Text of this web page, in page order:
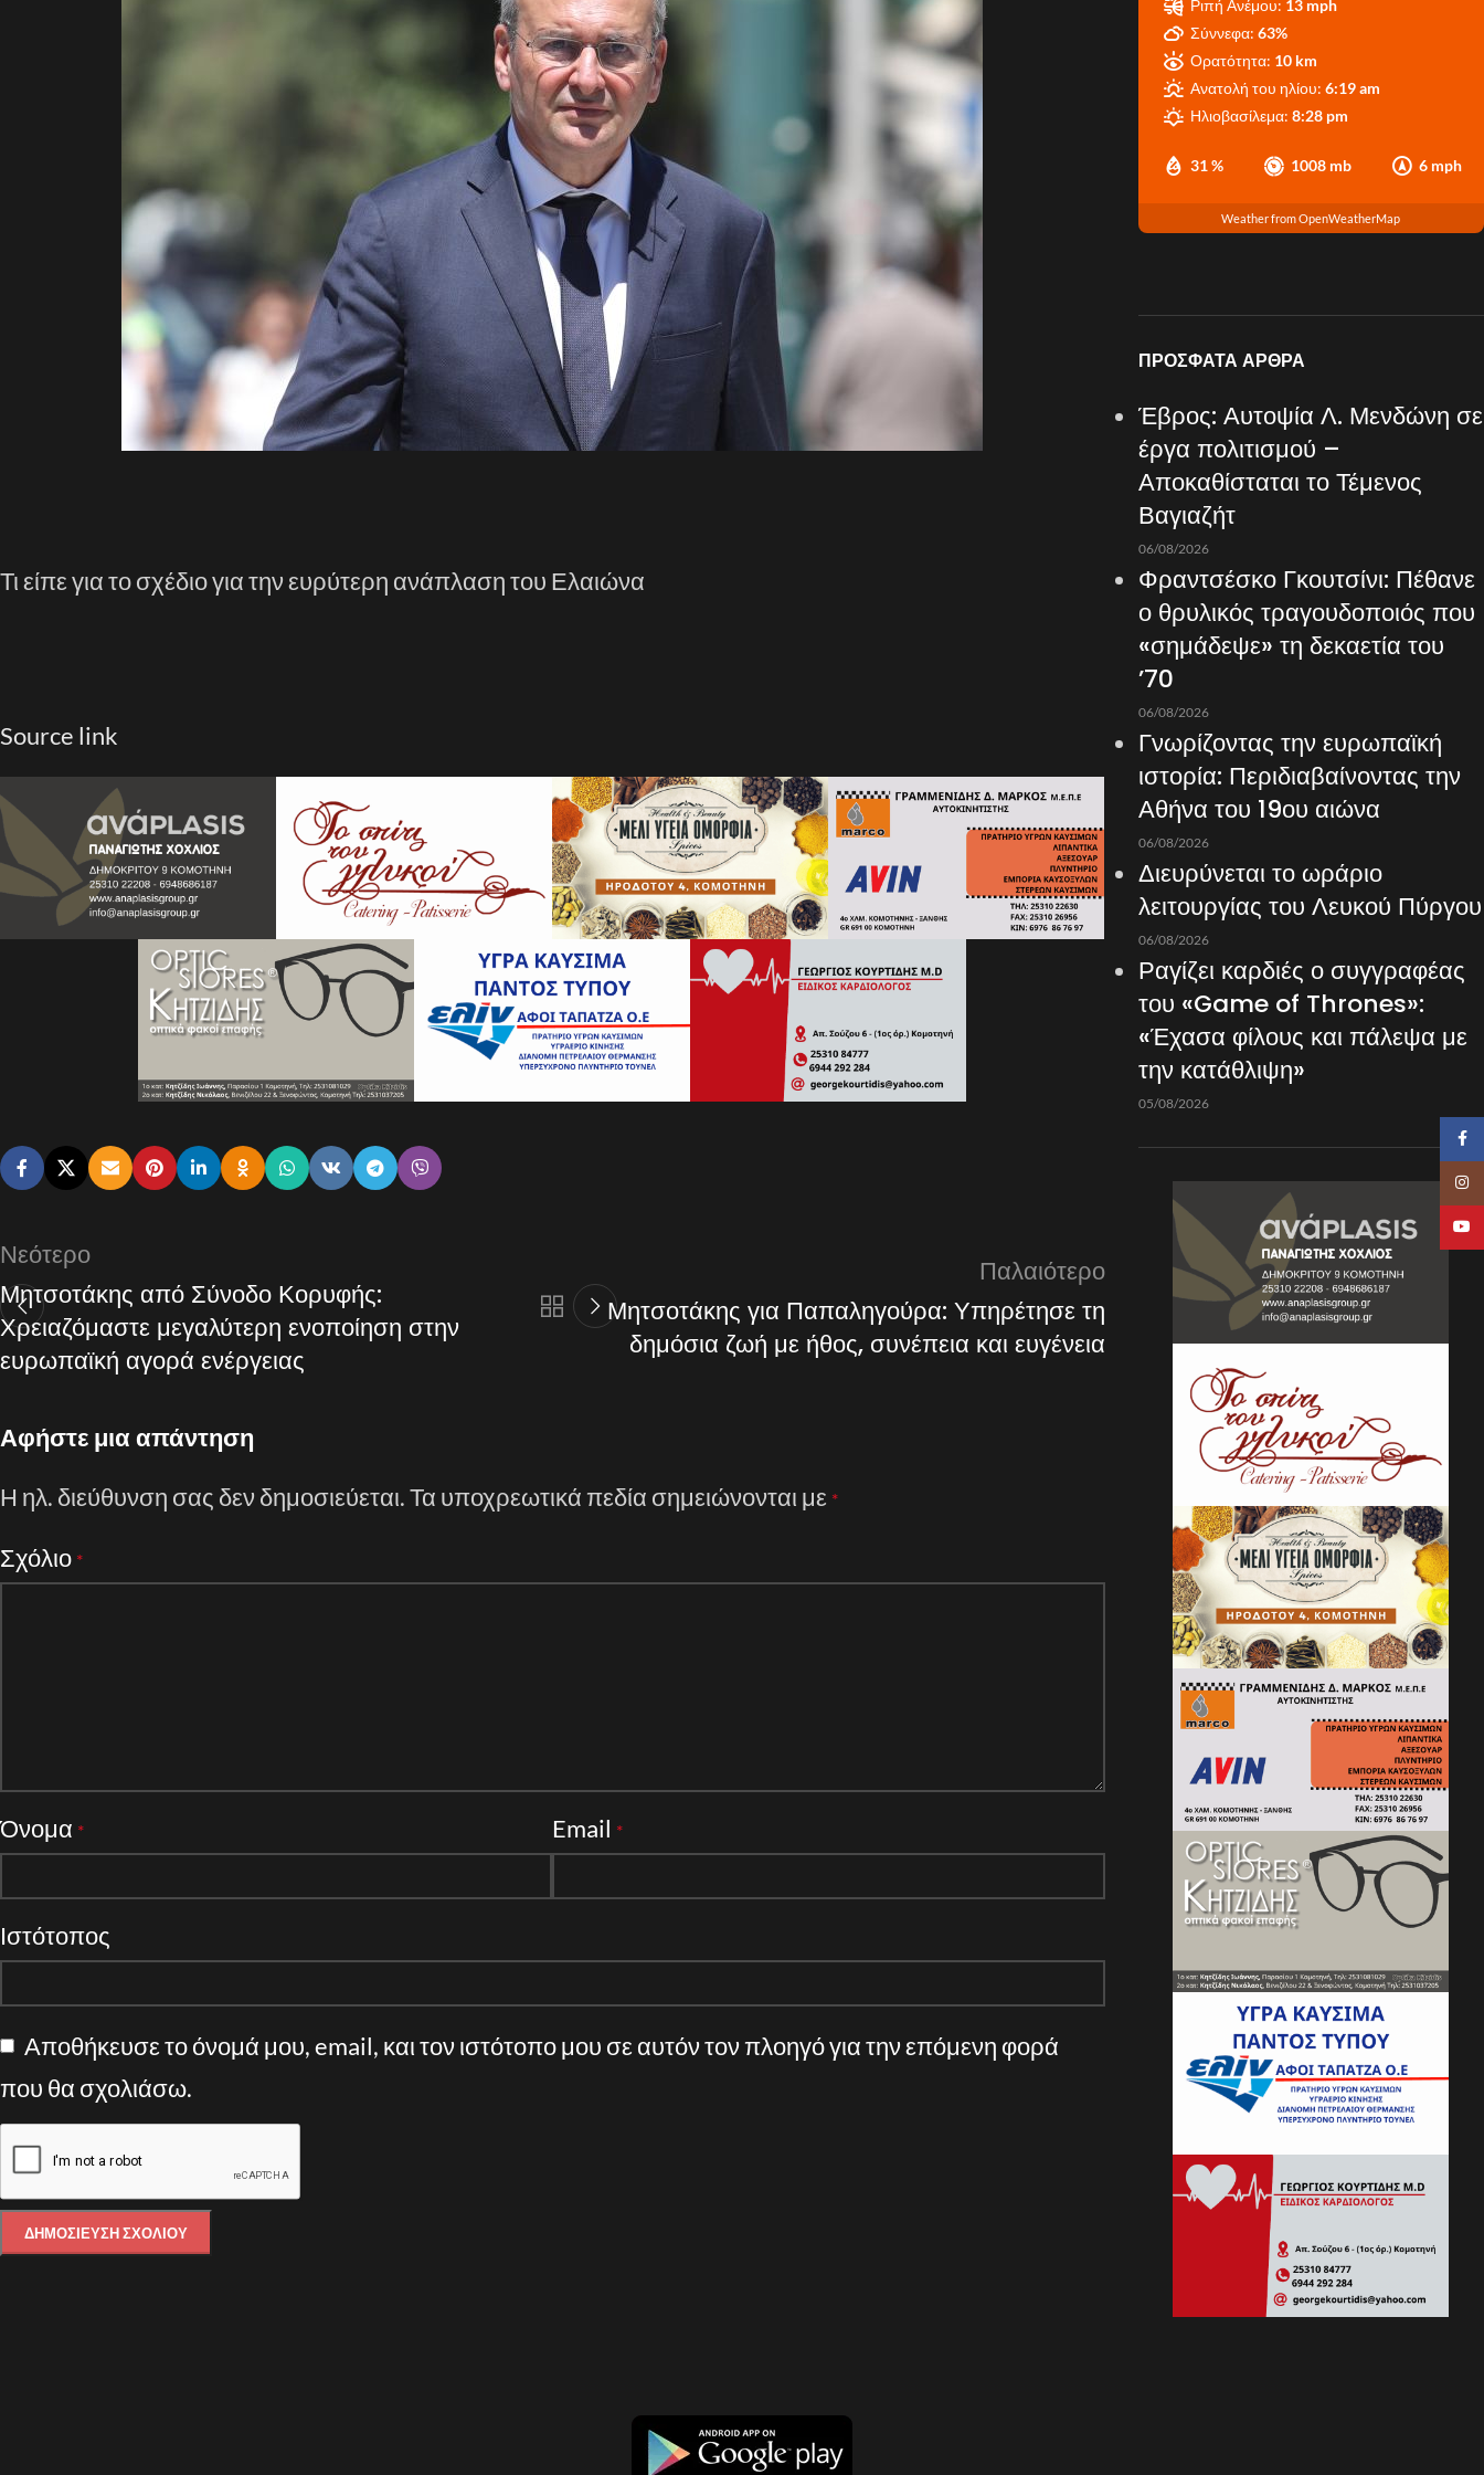
Τι είπε για το σχέδιο για την ευρύτερη ανάπλαση του Ελαιώνα
Source link
Νεότερο
Μητσοτάκης από Σύνοδο Κορυφής:
Χρειαζόμαστε μεγαλύτερη ενοποίηση στην
ευρωπαϊκή αγορά ενέργειας
Παλαιότερο
Μητσοτάκης για Παπαληγούρα: Υπηρέτησε τη
δημόσια ζωή με ήθος, συνέπεια και ευγένεια
Αφήστε μια απάντηση
Η ηλ. διεύθυνση σας δεν δημοσιεύεται.Τα υποχρεωτικά πεδία σημειώνονται με *
Σχόλιο *
Όνομα * Email *
Ιστότοπος
Αποθήκευσε το όνομά μου, email, και τον ιστότοπο μου σε αυτόν τον πλοηγό για την επόμενη φορά
που θα σχολιάσω.
31 % 1008 mb 6 mph
Ριπή Ανέμου: 13 mph
Σύννεφα: 63%
Ορατότητα: 10 km
Ανατολή του ηλίου: 6:19 am
Ηλιοβασίλεμα: 8:28 pm
Weather from OpenWeatherMap
ΠΡΌΣΦΑΤΑ ΆΡΘΡΑ
Έβρος: Αυτοψία Λ. Μενδώνη σε
έργα πολιτισμού –
Αποκαθίσταται το Τέμενος
Βαγιαζήτ
06/08/2026
Φραντσέσκο Γκουτσίνι: Πέθανε
ο θρυλικός τραγουδοποιός που
«σημάδεψε» τη δεκαετία του
’70
06/08/2026
Γνωρίζοντας την ευρωπαϊκή
ιστορία: Περιδιαβαίνοντας την
Αθήνα του 19ου αιώνα
06/08/2026
Διευρύνεται το ωράριο
λειτουργίας του Λευκού Πύργου
06/08/2026
Ραγίζει καρδιές ο συγγραφέας
του «Game of Thrones»:
«Έχασα φίλους και πάλεψα με
την κατάθλιψη»
05/08/2026